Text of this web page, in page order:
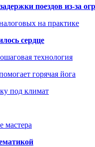
поездов из-за
на практике
сердце
технология
горячая йога
под климат
мастера